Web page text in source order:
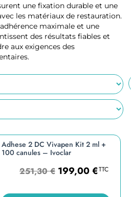
une fixation durable et une
les matériaux de restauration.
maximale et une
des résultats fiables et
aux exigences des
Adhese 2 DC Vivapen Kit 2 ml +
100 canules – Ivoclar
251,30€ 199,00€TTC